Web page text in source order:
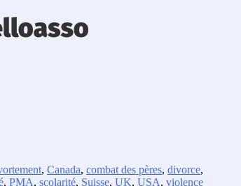
, Canada, combat des pères, divorce,
, PMA, scolarité, Suisse, UK, USA, violence